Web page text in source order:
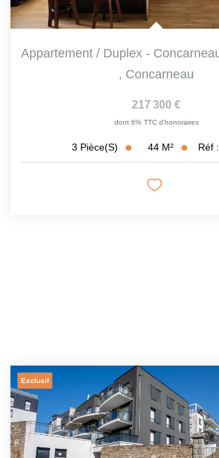
, Concarneau
217 300 €
dont 6% TTC d'honoraires
3 Pièce(s) 44 M² Réf :
Exclusif